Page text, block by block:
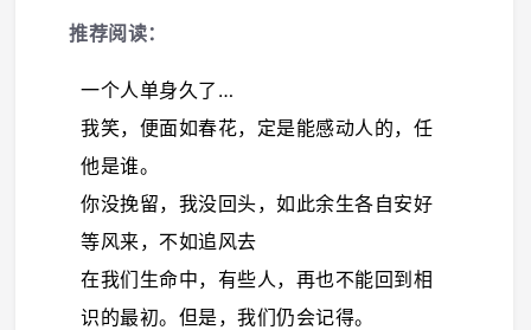
推荐阅读：
一个人单身久了…
我笑，便面如春花，定是能感动人的，任
他是谁。
你没挽留，我没回头，如此余生各自安好
等风来，不如追风去
在我们生命中，有些人，再也不能回到相
识的最初。但是，我们仍会记得。